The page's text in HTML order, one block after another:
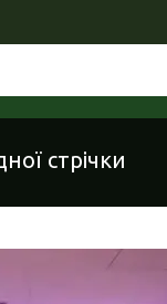
стрічки